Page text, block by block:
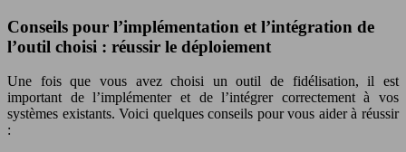
Conseils pour l’implémentation et l’intégration de
l’outil choisi : réussir le déploiement
Une fois que vous avez choisi un outil de fidélisation, il est
important de l’implémenter et de l’intégrer correctement à vos
systèmes existants. Voici quelques conseils pour vous aider à réussir
: